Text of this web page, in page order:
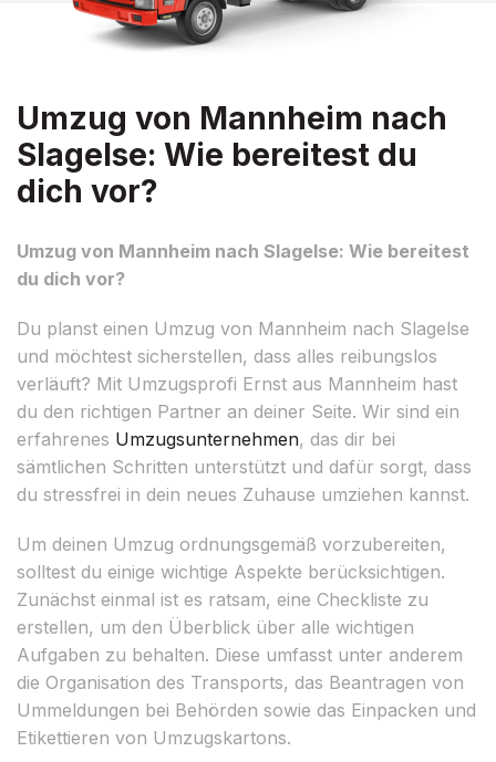
Umzug von Mannheim nach
Slagelse: Wie bereitest du
dich vor?
Umzug von Mannheim nach Slagelse: Wie bereitest
du dich vor?
Du planst einen Umzug von Mannheim nach Slagelse
und möchtest sicherstellen, dass alles reibungslos
verläuft? Mit Umzugsprofi Ernst aus Mannheim hast
du den richtigen Partner an deiner Seite. Wir sind ein
erfahrenes Umzugsunternehmen, das dir bei
sämtlichen Schritten unterstützt und dafür sorgt, dass
du stressfrei in dein neues Zuhause umziehen kannst.
Um deinen Umzug ordnungsgemäß vorzubereiten,
solltest du einige wichtige Aspekte berücksichtigen.
Zunächst einmal ist es ratsam, eine Checkliste zu
erstellen, um den Überblick über alle wichtigen
Aufgaben zu behalten. Diese umfasst unter anderem
die Organisation des Transports, das Beantragen von
Ummeldungen bei Behörden sowie das Einpacken und
Etikettieren von Umzugskartons.